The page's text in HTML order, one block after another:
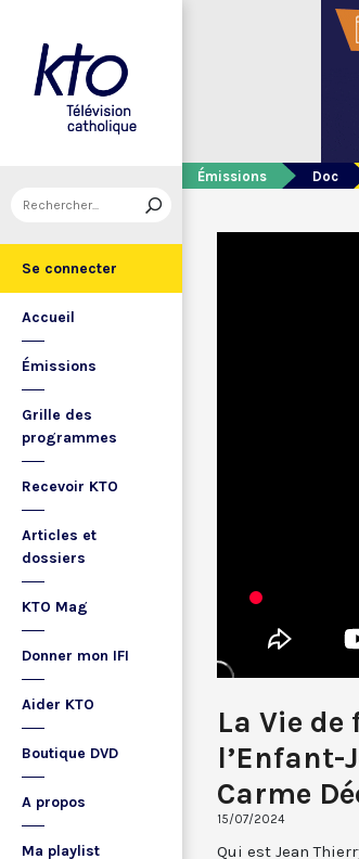
Se connecter
Accueil
Émissions
Grille des
programmes
Recevoir KTO
Articles et
dossiers
KTO Mag
Donner mon IFI
Aider KTO
Boutique DVD
A propos
Ma playlist
Émissions Doc
La Vie
l’Enfant-
Carme
15/07/2024
Qui est Jean